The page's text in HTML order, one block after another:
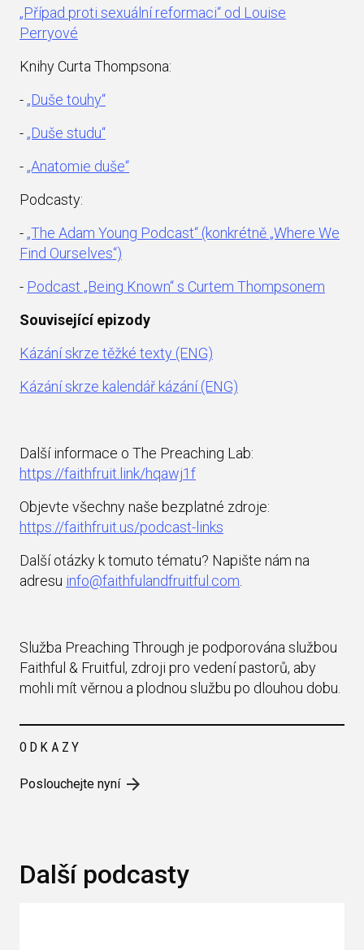
ODKAZY
Poslouchejte nyní
„Případ proti sexuální reformaci“ od Louise
Perryové
Knihy Curta Thompsona:
- „Duše touhy“
- „Duše studu“
- „Anatomie duše“
Podcasty:
- „The Adam Young Podcast“ (konkrétně „Where We
Find Ourselves“)
- Podcast „Being Known“ s Curtem Thompsonem
Související epizody
Kázání skrze těžké texty (ENG)
Kázání skrze kalendář kázání (ENG)
Další informace o The Preaching Lab:
https://faithfruit.link/hqawj1f
Objevte všechny naše bezplatné zdroje:
https://faithfruit.us/podcast-links
Další otázky k tomuto tématu? Napište nám na
adresu info@faithfulandfruitful.com
Služba Preaching Through je podporována službou
Faithful & Fruitful, zdroji pro vedení pastorů, aby
mohli mít věrnou a plodnou službu po dlouhou dobu.
Další podcasty